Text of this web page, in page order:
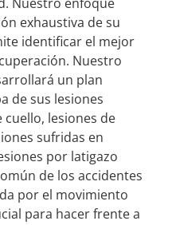
exhaustiva de su
identificar el mejor
Nuestro
un plan
de sus lesiones
cuello, lesiones de
sufridas en
por latigazo
de los accidentes
por el movimiento
para hacer frente a